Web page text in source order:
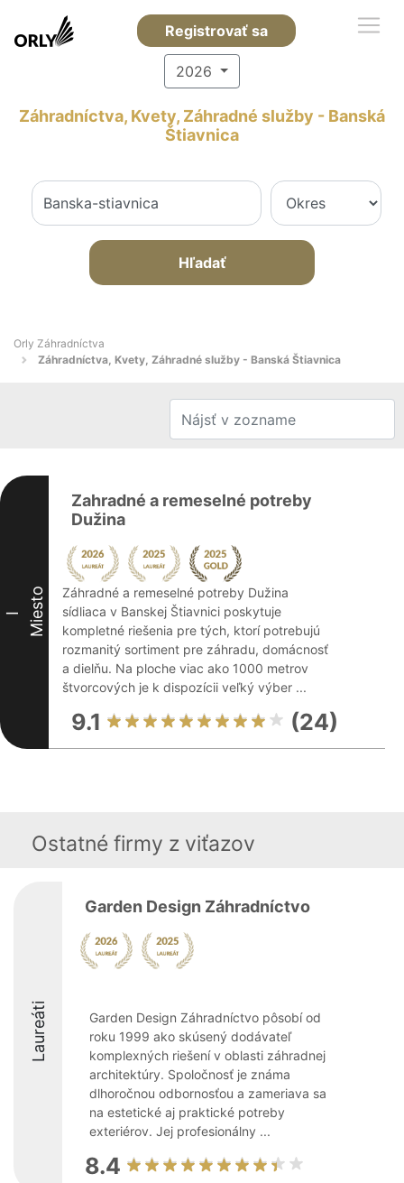
Registrovať sa
2026
Záhradníctva, Kvety, Záhradné služby - Banská
Štiavnica
Hľadať
Orly Záhradníctva
Záhradníctva, Kvety, Záhradné služby - Banská Štiavnica
I Miesto
Zahradné a remeselné potreby
Dužina
Záhradné a remeselné potreby Dužina
sídliaca v Banskej Štiavnici poskytuje
kompletné riešenia pre tých, ktorí potrebujú
rozmanitý sortiment pre záhradu, domácnosť
a dielňu. Na ploche viac ako 1000 metrov
štvorcových je k dispozícii veľký výber ...
9.1 (24)
Ostatné firmy z viťazov
Laureáti
Garden Design Záhradníctvo
Garden Design Záhradníctvo pôsobí od
roku 1999 ako skúsený dodávateľ
komplexných riešení v oblasti záhradnej
architektúry. Spoločnosť je známa
dlhoročnou odbornosťou a zameriava sa
na estetické aj praktické potreby
exteriérov. Jej profesionálny ...
8.4